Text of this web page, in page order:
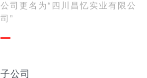
公司更名为“四川昌忆实业有限公
司”
子公司